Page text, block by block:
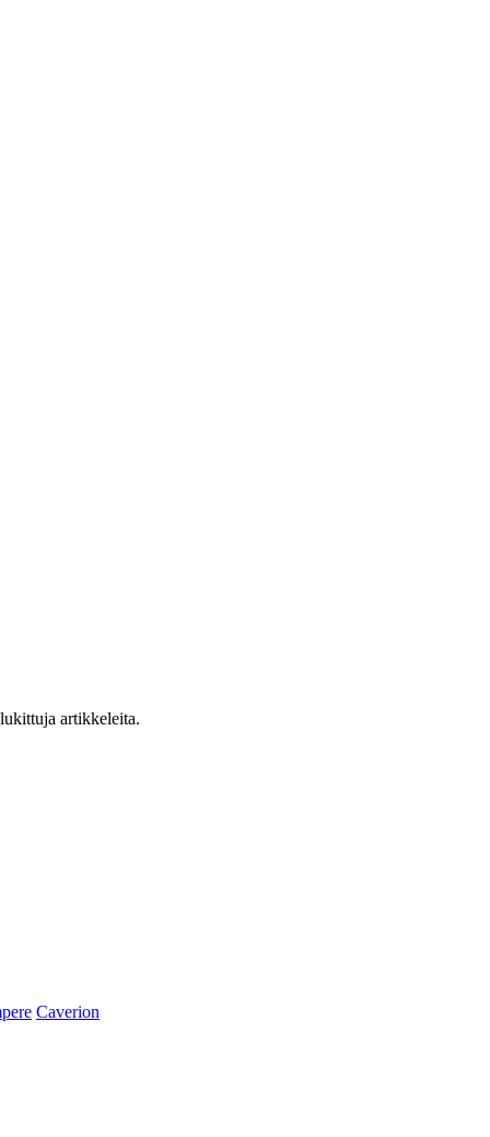
artikkeleita.
Caverion